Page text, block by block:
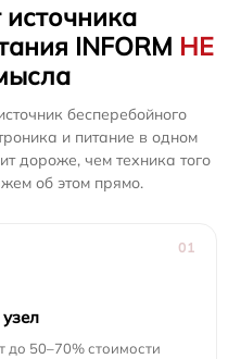
INFORM НЕ
бесперебойного
и питание в одном
дороже, чем техника того
об этом прямо.
01
до 50–70% стоимости